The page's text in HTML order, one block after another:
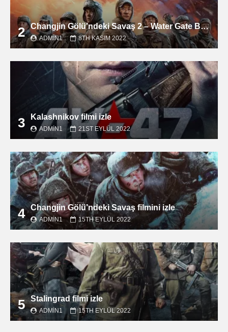
2 Changjin Gölü’ndeki Savaş 2 – Water Gate Bridge filmini izle
ADMIN1 8TH KASIM 2022
3 Kalashnikov filmi izle
ADMIN1 21ST EYLÜL 2022
4 Changjin Gölü’ndeki Savaş filmini izle
ADMIN1 15TH EYLÜL 2022
5 Stalingrad filmi izle
ADMIN1 15TH EYLÜL 2022